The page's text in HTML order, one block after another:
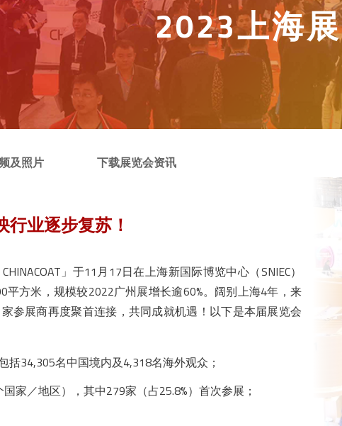
2023上海展
及照片 下载展览会资讯
业逐步复苏！
」于11月17日在上海新国际博览中心（SNIEC）
方米，规模较2022广州展增长逾60%。阔别上海4年，来
参展商再度聚首连接，共同成就机遇！以下是本届展览会
括34,305名中国境内及4,318名海外观众；
家／地区），其中279家（占25.8%）首次参展；